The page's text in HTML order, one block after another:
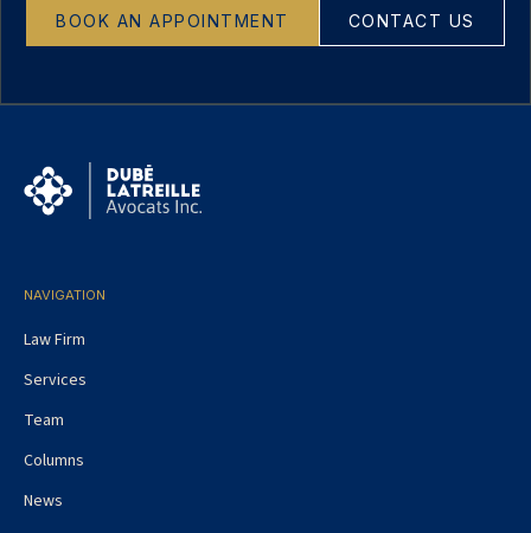
BOOK AN APPOINTMENT CONTACT US
NAVIGATION
Law Firm
Services
Team
Columns
News